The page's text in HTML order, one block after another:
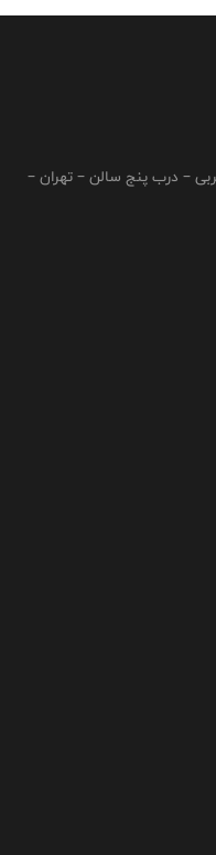
– درب پنج سالن – تهران –